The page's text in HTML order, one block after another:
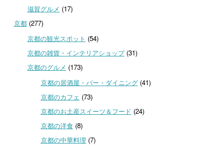
滋賀グルメ (17)
京都 (277)
京都の観光スポット (54)
京都の雑貨・インテリアショップ(31)
京都のグルメ (173)
京都の居酒屋・バー・ダイニング(41)
京都のカフェ (73)
京都のお土産スイーツ＆フード (24)
京都の洋食 (8)
京都の中華料理 (7)